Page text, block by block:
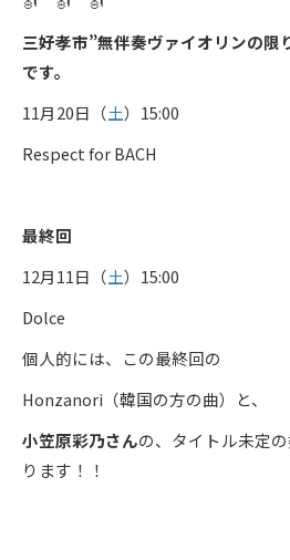
三好孝市”無伴奏ヴァイオリンの限
です。
11月20日（土）15:00
Respect for BACH
最終回
12月11日（土）15:00
Dolce
個人的には、この最終回の
Honzanori（韓国の方の曲）と、
小笠原彩乃さんの、タイトル未定
ります！！